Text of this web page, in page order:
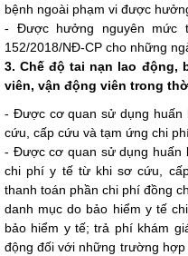
bệnh ngoài phạm vi được
- Được hưởng nguyên mức
152/2018/NĐ-CP cho những
3.Chế độ tai nạn lao động,
viên, vận động viên trong
- Được cơ quan sử dụng huấn
cứu, cấp cứu và tạm ứng chi
- Được cơ quan sử dụng huấn
chi phí y tế từ khi sơ cứu,
thanh toán phần chi phí đồng
danh mục do bảo hiểm y tế
bảo hiểm y tế; trả phí khám
động đối với những trường